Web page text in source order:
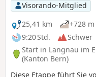
Visorando-Mitglied
25,41 km
+728 m
9:20 Std.
Schwer
Start in Langnau im
(Kanton Bern)
Diese Etappe führt Sie